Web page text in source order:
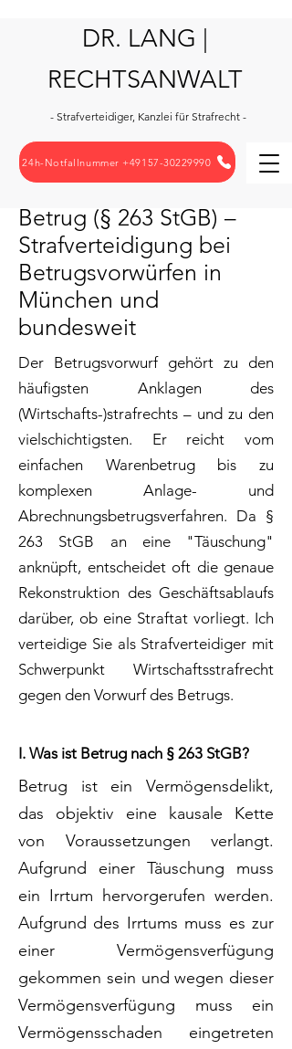
DR. LANG |
RECHTSANWALT
- Strafverteidiger, Kanzlei für Strafrecht -
24h-Notfallnummer +49157-30229990
Betrug (§ 263 StGB) –
Strafverteidigung bei
Betrugsvorwürfen in
München und
bundesweit
Der Betrugsvorwurf gehört zu den
häufigsten Anklagen des
(Wirtschafts-)strafrechts – und zu den
vielschichtigsten. Er reicht vom
einfachen Warenbetrug bis zu
komplexen Anlage- und
Abrechnungsbetrugsverfahren. Da §
263 StGB an eine "Täuschung"
anknüpft, entscheidet oft die genaue
Rekonstruktion des Geschäftsablaufs
darüber, ob eine Straftat vorliegt. Ich
verteidige Sie als Strafverteidiger mit
Schwerpunkt Wirtschaftsstrafrecht
gegen den Vorwurf des Betrugs.
I. Was ist Betrug nach § 263 StGB?
Betrug ist ein Vermögensdelikt,
das objektiv eine kausale Kette
von Voraussetzungen verlangt.
Aufgrund einer Täuschung muss
ein Irrtum hervorgerufen werden.
Aufgrund des Irrtums muss es zur
einer Vermögensverfügung
gekommen sein und wegen dieser
Vermögensverfügung muss ein
Vermögensschaden eingetreten